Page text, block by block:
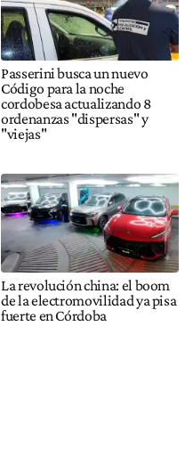
Passerini busca un nuevo
Código para la noche
cordobesa actualizando 8
ordenanzas "dispersas" y
"viejas"
La revolución china: el boom
de la electromovilidad ya pisa
fuerte en Córdoba